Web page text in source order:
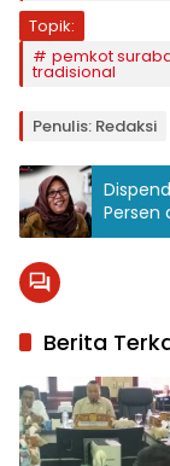
Topik:
pemkot
tradisional
Penulis: Redaksi
Persen
Prestasi
Berita